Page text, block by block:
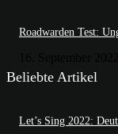
Roadwarden Test:
Beliebte Artikel
Let’s Sing 2022: